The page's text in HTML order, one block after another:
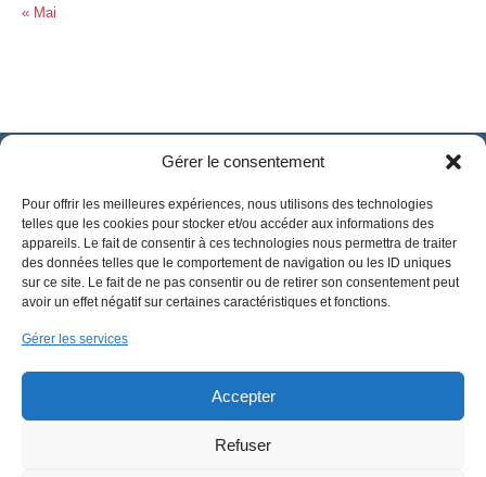
Gérer le consentement
Pour offrir les meilleures expériences, nous utilisons des technologies
telles que les cookies pour stocker et/ou accéder aux informations des
appareils. Le fait de consentir à ces technologies nous permettra de traiter
des données telles que le comportement de navigation ou les ID uniques
sur ce site. Le fait de ne pas consentir ou de retirer son consentement peut
avoir un effet négatif sur certaines caractéristiques et fonctions.
Gérer les services
Accepter
Refuser
« Mai